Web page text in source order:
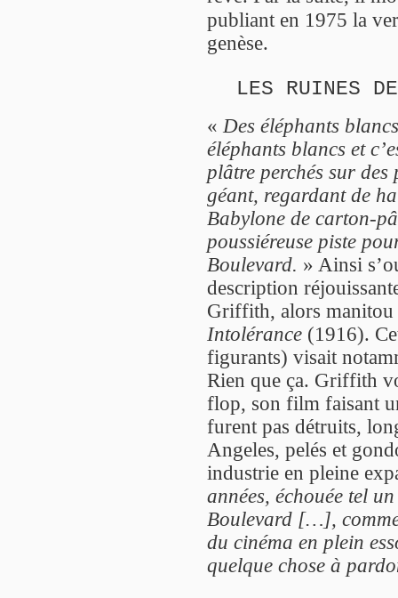
publiant en 1975 la
genèse.
LES RUINES
« Des éléphants
éléphants blancs et
plâtre perchés sur
géant, regardant de
Babylone de carton-
poussiéreuse piste
Boulevard. » Ainsi
description
Griffith, alors
Intolérance (1916).
figurants) visait
Rien que ça. Griffith
flop, son film faisant
furent pas détruits,
Angeles, pelés et
industrie en pleine
années, échouée tel
Boulevard […],
du cinéma en plein
quelque chose à